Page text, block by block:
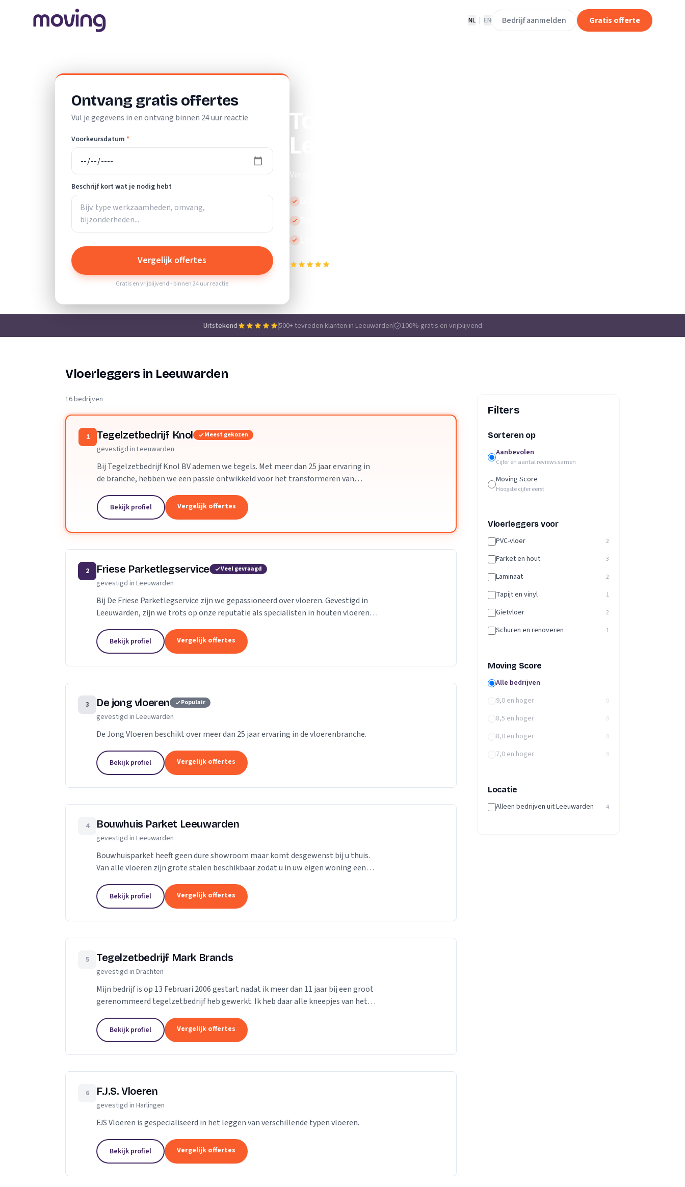
NL EN Bedrijf aanmelden Gratis offerte
Ontvang gratis offertes
Vul je gegevens in en ontvang binnen 24 uur reactie
Voorkeursdatum *
Beschrijf kort wat je nodig hebt
Vergelijk offertes
Gratis en vrijblijvend - binnen 24 uur reactie
Top 10 beste vloerleggers in
Leeuwarden
Vergelijk de beste vloerleggers in Leeuwarden.
Gratis en vrijblijvend
Binnen 24 uur reactie
Lokale vakmensen
Uitstekend 500+ tevreden klanten in Leeuwarden 100% gratis en vrijblijvend
Vloerleggers in Leeuwarden
16 bedrijven
1 Tegelzetbedrijf Knol Meest gekozen
gevestigd in Leeuwarden
Bij Tegelzetbedrijf Knol BV ademen we tegels. Met meer dan 25 jaar ervaring in
de branche, hebben we een passie ontwikkeld voor het transformeren van
Bekijk profiel Vergelijk offertes
2 Friese Parketlegservice Veel gevraagd
gevestigd in Leeuwarden
Bij De Friese Parketlegservice zijn we gepassioneerd over vloeren. Gevestigd in
Leeuwarden, zijn we trots op onze reputatie als specialisten in houten vloeren.
Bekijk profiel Vergelijk offertes
3 De jong vloeren Populair
gevestigd in Leeuwarden
De Jong Vloeren beschikt over meer dan 25 jaar ervaring in de vloerenbranche.
Bekijk profiel Vergelijk offertes
4 Bouwhuis Parket Leeuwarden
gevestigd in Leeuwarden
Bouwhuisparket heeft geen dure showroom maar komt desgewenst bij u thuis.
Van alle vloeren zijn grote stalen beschikbaar zodat u in uw eigen woning een
Bekijk profiel Vergelijk offertes
5 Tegelzetbedrijf Mark Brands
gevestigd in Drachten
Mijn bedrijf is op 13 Februari 2006 gestart nadat ik meer dan 11 jaar bij een groot
gerenommeerd tegelzetbedrijf heb gewerkt. Ik heb daar alle kneepjes van het
Bekijk profiel Vergelijk offertes
6 F.J.S. Vloeren
gevestigd in Harlingen
FJS Vloeren is gespecialiseerd in het leggen van verschillende typen vloeren.
Bekijk profiel Vergelijk offertes
Filters
Sorteren op
Aanbevolen
Cijfer en aantal reviews samen
Moving Score
Hoogste cijfer eerst
Vloerleggers voor
PVC-vloer 2
Parket en hout 3
Laminaat 2
Tapijt en vinyl 1
Gietvloer 2
Schuren en renoveren 1
Moving Score
Alle bedrijven
9,0 en hoger
0
8,5 en hoger 0
8,0 en hoger 0
7,0 en hoger 0
Locatie
Alleen bedrijven uit Leeuwarden 4